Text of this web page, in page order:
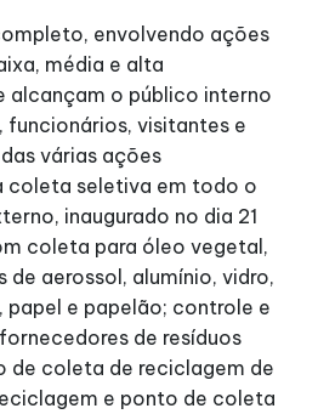
envolvendo ações
média e alta
alcançam o público interno
funcionários, visitantes e
várias ações
coleta seletiva em todo o
inaugurado no dia 21
coleta para óleo vegetal,
de aerossol, alumínio, vidro,
e papelão; controle e
de resíduos
de coleta de reciclagem de
e ponto de coleta